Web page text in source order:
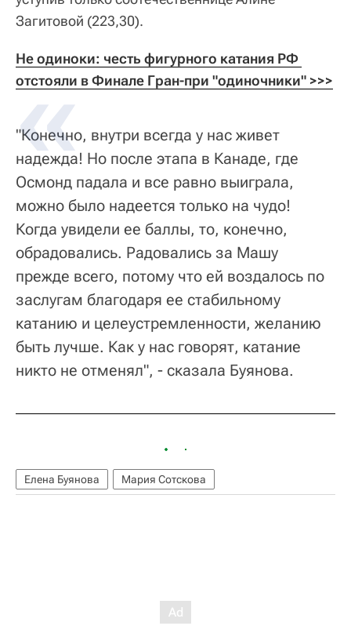
Загитовой (223,30).
Не одиноки: честь фигурного катания РФ
отстояли в Финале Гран-при "одиночники" >>>
"Конечно, внутри всегда у нас живет
надежда! Но после этапа в Канаде, где
Осмонд падала и все равно выиграла,
можно было надеется только на чудо!
Когда увидели ее баллы, то, конечно,
обрадовались. Радовались за Машу
прежде всего, потому что ей воздалось по
заслугам благодаря ее стабильному
катанию и целеустремленности, желанию
быть лучше. Как у нас говорят, катание
никто не отменял", - сказала Буянова.
Елена Буянова Мария Сотскова